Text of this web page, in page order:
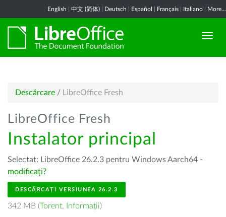
English 中文 (简体) Deutsch Español Français Italiano More...
Descărcare / LibreOffice Fresh
LibreOffice Fresh
Instalator principal
Selectat: LibreOffice 26.2.3 pentru Windows Aarch64 -
modificați?
DESCĂRCAȚI VERSIUNEA 26.2.3
342 MB (Torent, Informații)